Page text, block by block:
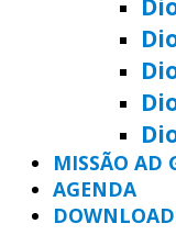
MISSÃO AD
AGENDA